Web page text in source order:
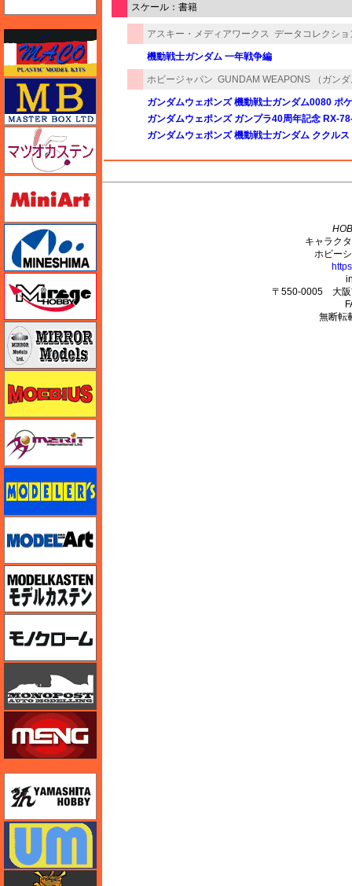
スケール：書籍
アスキー・メディアワークス データコレクショ
機動戦士ガンダム 一年戦争編
ホビージャパン GUNDAM WEAPONS （ガン
ガンダムウェポンズ 機動戦士ガンダム0080 ポ
ガンダムウェポンズ ガンプラ40周年記念 RX-
ガンダムウェポンズ 機動戦士ガンダム ククル
マスターボックス
マツオカステン
ミニアート
キャラク
ホビー
〒550-0005 大阪
無断転